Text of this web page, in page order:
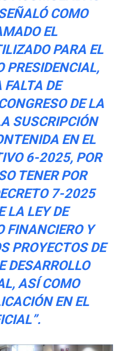
COMO
EL
PARA EL
PRESIDENCIAL,
DE
DE LA
SUSCRIPCIÓN
EN EL
6-2025, POR
TENER POR
7-2025
LA LEY DE
FINANCIERO Y
PROYECTOS DE
DESARROLLO
ASÍ COMO
EN EL